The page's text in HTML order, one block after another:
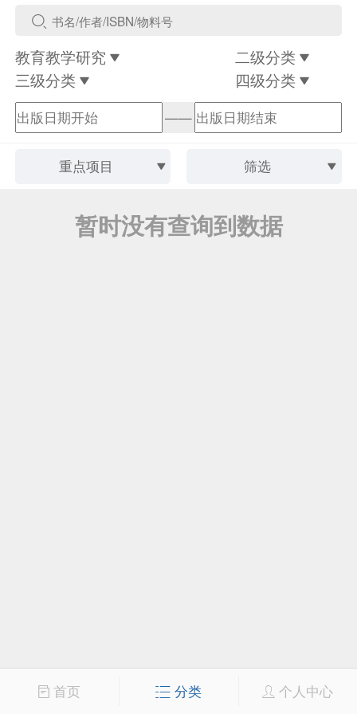
教育教学研究
二级分类
三级分类
四级分类
——
重点项目 筛选
暂时没有查询到数据
首页 分类 个人中心